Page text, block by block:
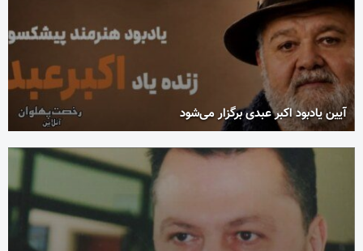
آیین یادبود اکبر عبدی برگزار می‌شود